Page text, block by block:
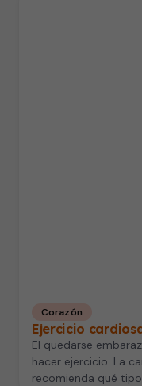
Corazón
Ejercicio
El quedarse
hacer ejercicio. La
recomienda qué tipo